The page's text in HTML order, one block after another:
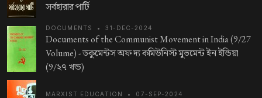
সর্বহারার পার্টি
DOCUMENTS • 31-DEC-2024
Documents of the Communist Movement in India (9/27
Volume) -ডকুমেন্টস অফ দ্য কমিউনিস্ট মুভমেন্ট ইন ইন্ডিয়া
(9/২৭ খন্ড)
MARXIST EDUCATION • 07-SEP-2024